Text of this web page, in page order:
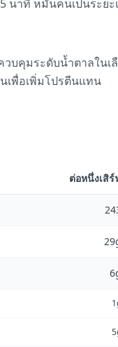
นาที หมั่นคนเป็นระย
บคุมระดับน้ำตาลใน
เพื่อเพิ่มโปรตีนแทน
ต่อหนึ่งเสิร์